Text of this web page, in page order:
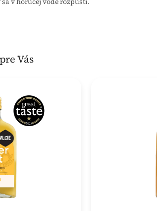
Vás